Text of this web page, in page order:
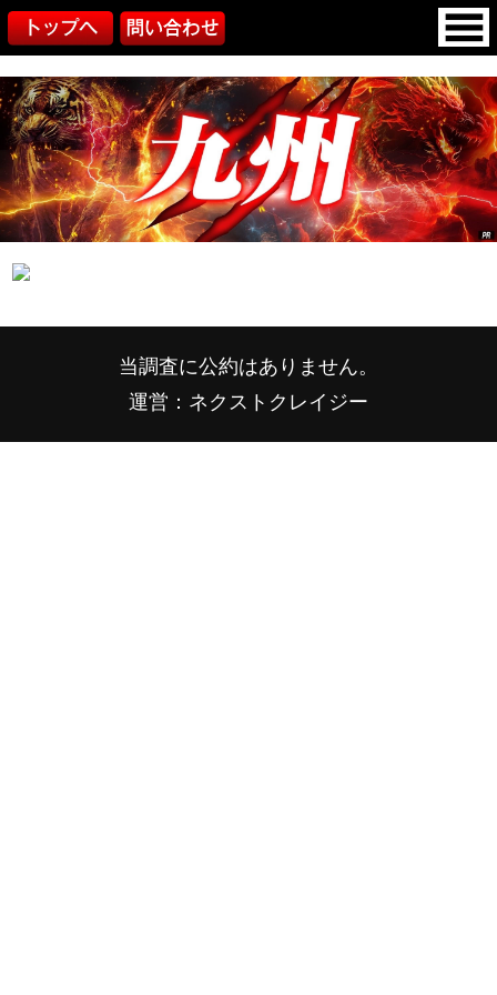
当調査に公約はありません。
運営：ネクストクレイジー